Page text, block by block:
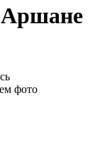
Аршане
фото